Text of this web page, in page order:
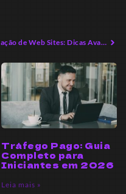
Criação de Web Sites: Dicas Avançadas para Empreendedores Digitais
Tráfego Pago: Guia
Completo para
Iniciantes em 2026
Leia mais »